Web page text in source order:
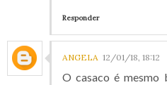
Responder
ANGELA 12/01/18, 18:12
O casaco é mesmo